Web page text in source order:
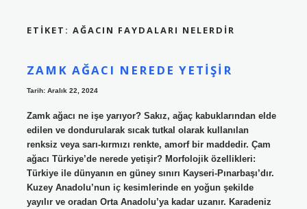
ETIKET: AĞACIN FAYDALARI NELERDIR
ZAMK AĞACI NEREDE YETIŞIR
Tarih: Aralık 22, 2024
Zamk ağacı ne işe yarıyor? Sakız, ağaç kabuklarından elde
edilen ve dondurularak sıcak tutkal olarak kullanılan
renksiz veya sarı-kırmızı renkte, amorf bir maddedir. Çam
ağacı Türkiye’de nerede yetişir? Morfolojik özellikleri:
Türkiye ile dünyanın en güney sınırı Kayseri-Pınarbaşı’dır.
Kuzey Anadolu’nun iç kesimlerinde en yoğun şekilde
yayılır ve oradan Orta Anadolu’ya kadar uzanır. Karadeniz